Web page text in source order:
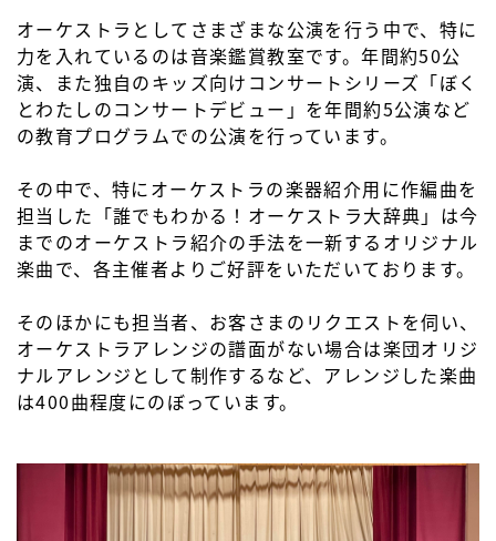
オーケストラとしてさまざまな公演を行う中で、特に
力を入れているのは音楽鑑賞教室です。年間約50公
演、また独自のキッズ向けコンサートシリーズ「ぼく
とわたしのコンサートデビュー」を年間約5公演など
の教育プログラムでの公演を行っています。
その中で、特にオーケストラの楽器紹介用に作編曲を
担当した「誰でもわかる！オーケストラ大辞典」は今
までのオーケストラ紹介の手法を一新するオリジナル
楽曲で、各主催者よりご好評をいただいております。
そのほかにも担当者、お客さまのリクエストを伺い、
オーケストラアレンジの譜面がない場合は楽団オリジ
ナルアレンジとして制作するなど、アレンジした楽曲
は400曲程度にのぼっています。